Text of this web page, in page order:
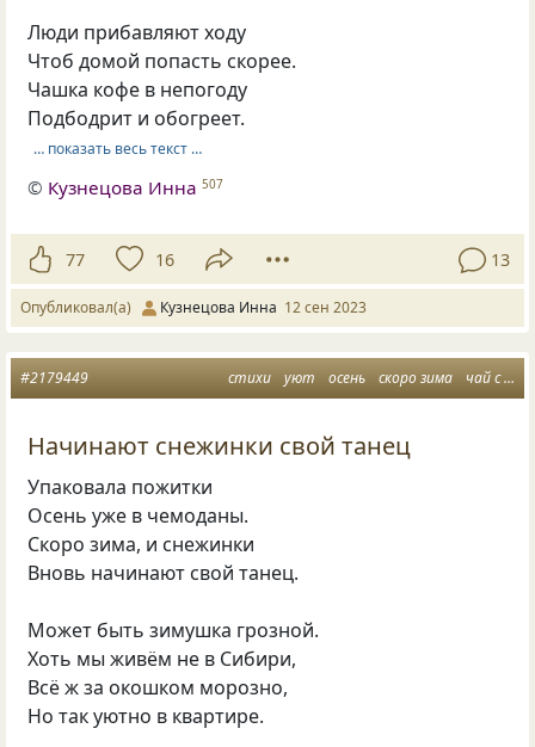
Люди прибавляют ходу
Чтоб домой попасть скорее.
Чашка кофе в непогоду
Подбодрит и обогреет.
… показать весь текст …
© Кузнецова Инна 507
77 16 13
Опубликовал(а) Кузнецова Инна 12 сен 2023
стихи уют осень скоро зима чай с брусникой
#2179449
Начинают снежинки свой танец
Упаковала пожитки
Осень уже в чемоданы.
Скоро зима, и снежинки
Вновь начинают свой танец.
Может быть зимушка грозной.
Хоть мы живём не в Сибири,
Всё ж за окошком морозно,
Но так уютно в квартире.